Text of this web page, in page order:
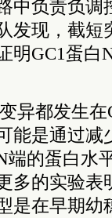
中负责负
发现，截短
明GC1蛋白
异都发生
能是通过减
端的蛋白水
多的实验表
是在早期幼